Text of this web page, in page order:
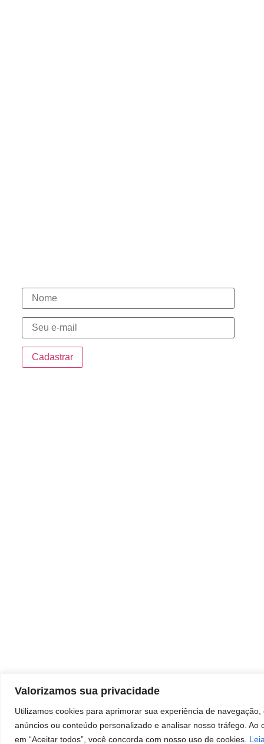
Valorizamos sua privacidade
Utilizamos cookies para aprimorar sua experiência de navegação,
anúncios ou conteúdo personalizado e analisar nosso tráfego. Ao
em “Aceitar todos”, você concorda com nosso uso de cookies.
Novidades